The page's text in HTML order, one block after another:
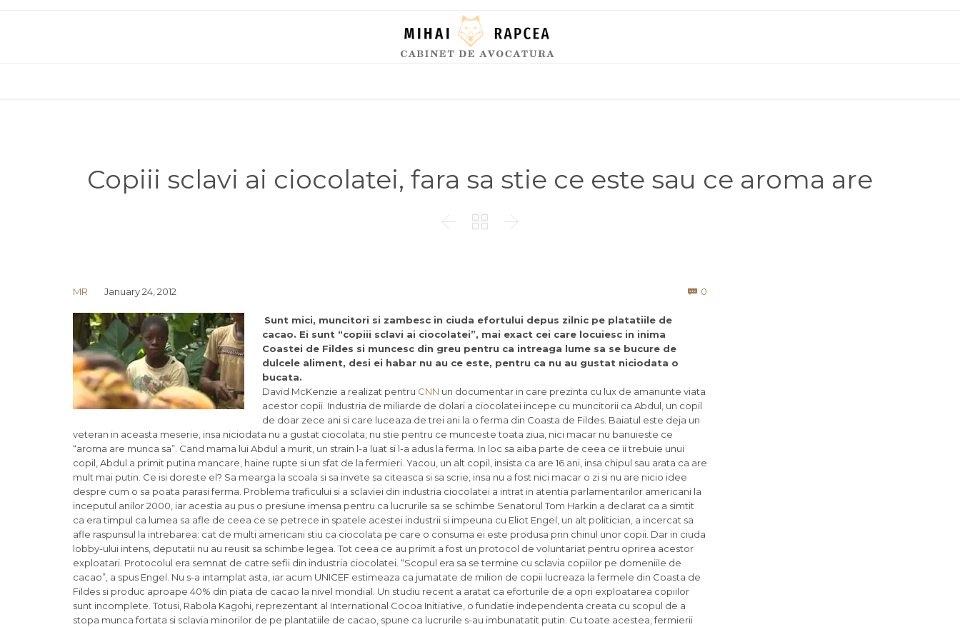
Copiii sclavi ai ciocolatei, fara sa stie ce este sau ce aroma are
  
MR January 24, 2012  0
Sunt mici, muncitori si zambesc in ciuda efortului depus zilnic pe platatiile de
cacao. Ei sunt “copiii sclavi ai ciocolatei”, mai exact cei care locuiesc in inima
Coastei de Fildes si muncesc din greu pentru ca intreaga lume sa se bucure de
dulcele aliment, desi ei habar nu au ce este, pentru ca nu au gustat niciodata o
bucata.
David McKenzie a realizat pentru CNN un documentar in care prezinta cu lux de amanunte viata
acestor copii. Industria de miliarde de dolari a ciocolatei incepe cu muncitorii ca Abdul, un copil
de doar zece ani si care luceaza de trei ani la o ferma din Coasta de Fildes. Baiatul este deja un
veteran in aceasta meserie, insa niciodata nu a gustat ciocolata, nu stie pentru ce munceste toata ziua, nici macar nu banuieste ce
“aroma are munca sa”. Cand mama lui Abdul a murit, un strain l-a luat si l-a adus la ferma. In loc sa aiba parte de ceea ce ii trebuie unui
copil, Abdul a primit putina mancare, haine rupte si un sfat de la fermieri. Yacou, un alt copil, insista ca are 16 ani, insa chipul sau arata ca are
mult mai putin. Ce isi doreste el? Sa mearga la scoala si sa invete sa citeasca si sa scrie, insa nu a fost nici macar o zi si nu are nicio idee
despre cum o sa poata parasi ferma. Problema traficului si a sclaviei din industria ciocolatei a intrat in atentia parlamentarilor americani la
inceputul anilor 2000, iar acestia au pus o presiune imensa pentru ca lucrurile sa se schimbe Senatorul Tom Harkin a declarat ca a simtit
ca era timpul ca lumea sa afle de ceea ce se petrece in spatele acestei industrii si impeuna cu Eliot Engel, un alt politician, a incercat sa
afle raspunsul la intrebarea: cat de multi americani stiu ca ciocolata pe care o consuma ei este produsa prin chinul unor copii. Dar in ciuda
lobby-ului intens, deputatii nu au reusit sa schimbe legea. Tot ceea ce au primit a fost un protocol de voluntariat pentru oprirea acestor
exploatari. Protocolul era semnat de catre sefii din industria ciocolatei. “Scopul era sa se termine cu sclavia copiilor pe domeniile de
cacao”, a spus Engel. Nu s-a intamplat asta, iar acum UNICEF estimeaza ca jumatate de milion de copii lucreaza la fermele din Coasta de
Fildes si produc aproape 40% din piata de cacao la nivel mondial. Un studiu recent a aratat ca eforturile de a opri exploatarea copiilor
sunt incomplete. Totusi, Rabola Kagohi, reprezentant al International Cocoa Initiative, o fundatie independenta creata cu scopul de a
stopa munca fortata si sclavia minorilor de pe plantatiile de cacao, spune ca lucrurile s-au imbunatatit putin. Cu toate acestea, fermierii